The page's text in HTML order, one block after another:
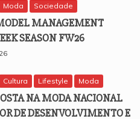
Moda Sociedade
MANAGEMENT
SEASON FW26
Cultura Lifestyle Moda
NA MODA NACIONAL
DE DESENVOLVIMENTO E